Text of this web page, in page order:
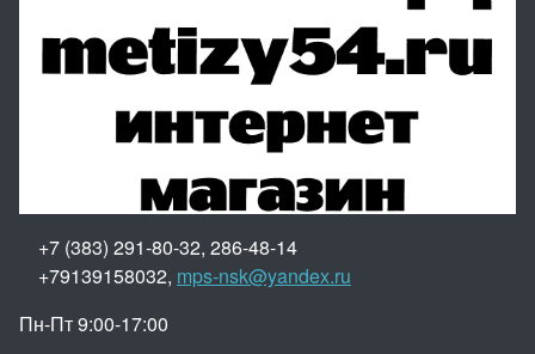
+7 (383) 291-80-32, 286-48-14
+79139158032, mps-nsk@yandex.ru
Пн-Пт 9:00-17:00